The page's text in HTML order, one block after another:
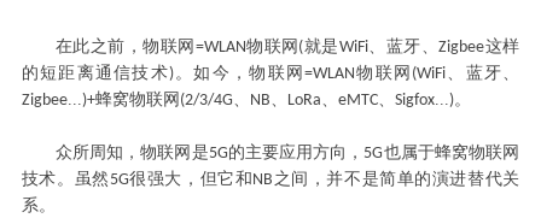
在此之前，物联网 =WLAN物联网 (就是WiFi、蓝牙、Zigbee这样
的短距离通信技术)。如今，物联网=WLAN物联网 (WiFi、蓝牙、
Zigbee...)+蜂窝物联网 (2/3/4G、 NB、 LoRa、 eMTC、 Sigfox...)。
众所周知，物联网是5G的主要应用方向， 5G也属于蜂窝物联网
技术。虽然 5G很强大，但它和 NB 之间，并不是简单的演进替代关
系。